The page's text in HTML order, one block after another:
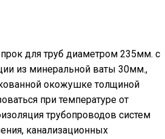
для труб диаметром 235мм. с
из минеральной ваты 30мм.,
окожушке толщиной
при температуре от
трубопроводов систем
канализационных